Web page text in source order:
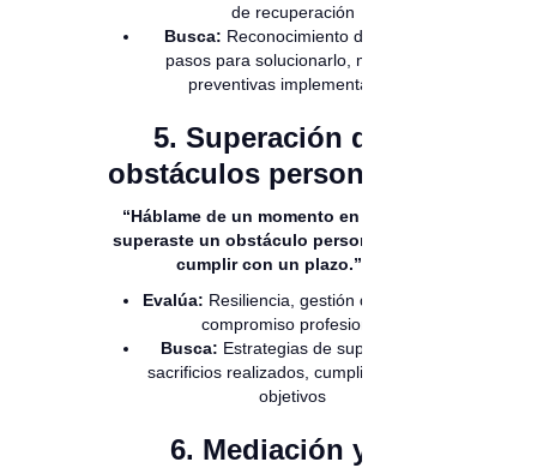
de recuperación
Busca: Reconocimiento del error,
pasos para solucionarlo, medidas
preventivas implementadas
5. Superación de
obstáculos personales:
“Háblame de un momento en el que
superaste un obstáculo personal para
cumplir con un plazo.”
Evalúa: Resiliencia, gestión del tiempo,
compromiso profesional
Busca: Estrategias de superación,
sacrificios realizados, cumplimiento de
objetivos
6. Mediación y